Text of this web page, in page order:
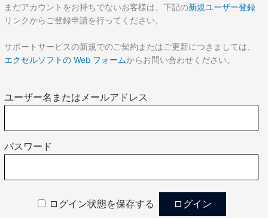
まだアカウントをお持ちでないお客様は、下記の新規ユーザー登録
リンクからご登録申請を行ってください。
サポートサービスの新規でのご契約またはご更新につきましては、
エクセルソフトの Web フォームからお問い合わせください。
ユーザー名またはメールアドレス
パスワード
ログイン状態を保存する